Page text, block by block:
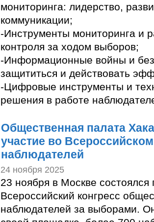
мониторинга: лидерство,
коммуникации;
-Инструменты мониторинга и
контроля за ходом выборов;
-Информационные войны и
защититься и действовать
-Цифровые инструменты и
решения в работе
Общественная палата
участие во
наблюдателей
24 ноября 2025
23 ноября в Москве состоялся
Всероссийский конгресс
наблюдателей за выборами.